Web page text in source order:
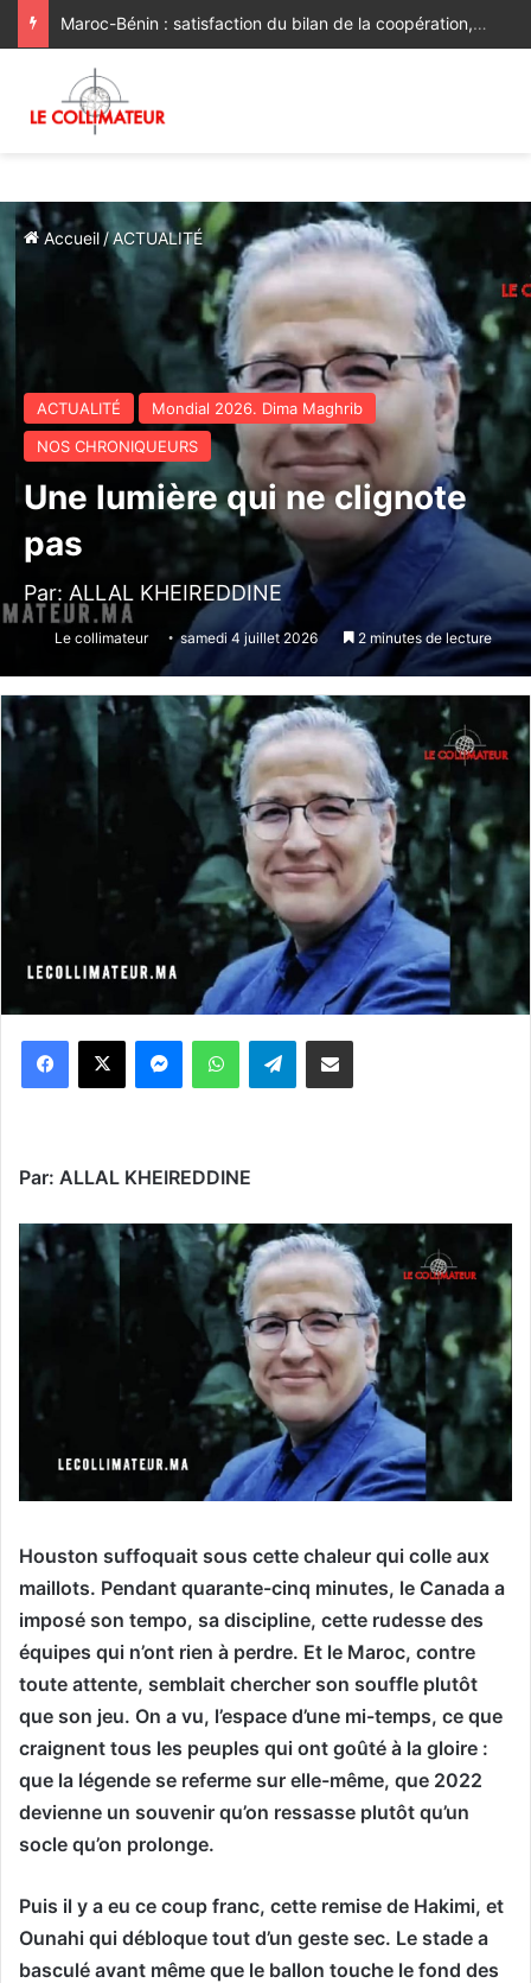
Maroc-Bénin : satisfaction du bilan de la coopération, volonté commune de la renforcer et de la diversifier davantage
Accueil /ACTUALITÉ
ACTUALITÉ
Mondial 2026. Dima Maghrib
NOS CHRONIQUEURS
Une lumière qui ne clignote
pas
Par: ALLAL KHEIREDDINE
Le collimateur samedi 4 juillet 2026 2 minutes de lecture
WhatsApp Telegram
Par: ALLAL KHEIREDDINE
Houston suffoquait sous cette chaleur qui colle aux
maillots. Pendant quarante-cinq minutes, le Canada a
imposé son tempo, sa discipline, cette rudesse des
équipes qui n’ont rien à perdre. Et le Maroc, contre
toute attente, semblait chercher son souffle plutôt
que son jeu. On a vu, l’espace d’une mi-temps, ce que
craignent tous les peuples qui ont goûté à la gloire :
que la légende se referme sur elle-même, que 2022
devienne un souvenir qu’on ressasse plutôt qu’un
socle qu’on prolonge.
Puis il y a eu ce coup franc, cette remise de Hakimi, et
Ounahi qui débloque tout d’un geste sec. Le stade a
basculé avant même que le ballon touche le fond des